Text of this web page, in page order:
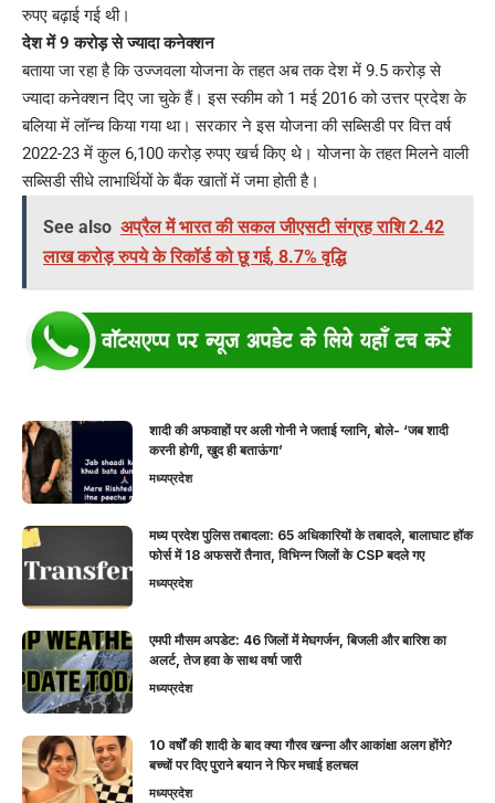
रुपए बढ़ाई गई थी।
देश में 9 करोड़ से ज्यादा कनेक्शन
बताया जा रहा है कि उज्जवला योजना के तहत अब तक देश में 9.5 करोड़ से
ज्यादा कनेक्शन दिए जा चुके हैं। इस स्कीम को 1 मई 2016 को उत्तर प्रदेश के
बलिया में लॉन्च किया गया था। सरकार ने इस योजना की सब्सिडी पर वित्त वर्ष
2022-23 में कुल 6,100 करोड़ रुपए खर्च किए थे। योजना के तहत मिलने वाली
सब्सिडी सीधे लाभार्थियों के बैंक खातों में जमा होती है।
See also अप्रैल में भारत की सकल जीएसटी संग्रह राशि 2.42
लाख करोड़ रुपये के रिकॉर्ड को छू गई, 8.7% वृद्धि
शादी की अफवाहों पर अली गोनी ने जताई ग्लानि, बोले- ‘जब शादी
करनी होगी, खुद ही बताऊंगा’
मध्यप्रदेश
मध्य प्रदेश पुलिस तबादला: 65 अधिकारियों के तबादले, बालाघाट हॉक
फोर्स में 18 अफसरों तैनात, विभिन्न जिलों के CSP बदले गए
मध्यप्रदेश
एमपी मौसम अपडेट: 46 जिलों में मेघगर्जन, बिजली और बारिश का
अलर्ट, तेज हवा के साथ वर्षा जारी
मध्यप्रदेश
10 वर्षों की शादी के बाद क्या गौरव खन्ना और आकांक्षा अलग होंगे?
बच्चों पर दिए पुराने बयान ने फिर मचाई हलचल
मध्यप्रदेश